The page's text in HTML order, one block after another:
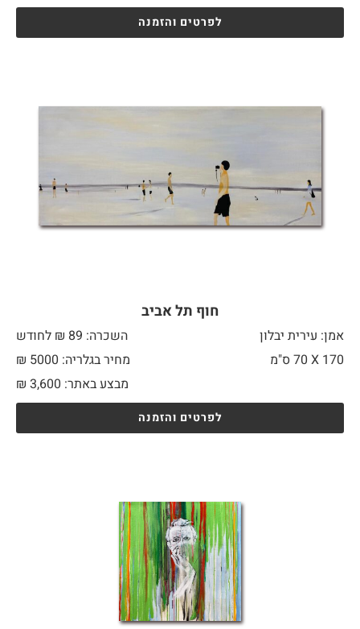
לפרטים והזמנה
חוף תל אביב
אמן: עירית יבלון
השכרה: 89 ₪ לחודש
170 X
מחיר בגלריה: 5000 ₪
מבצע באתר:
₪ 3,600
לפרטים והזמנה